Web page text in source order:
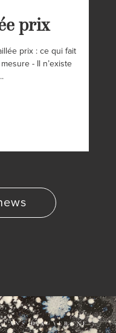
prix
prix : ce qui fait
- Il n’existe
D’AUVERGNE